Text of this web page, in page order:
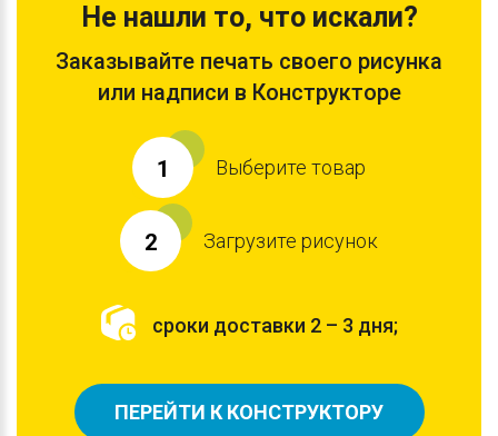
Не нашли то, что искали?
Заказывайте печать своего рисунка
или надписи в Конструкторе
1 Выберите товар
2 Загрузите рисунок
сроки доставки 2 – 3 дня;
ПЕРЕЙТИ К КОНСТРУКТОРУ